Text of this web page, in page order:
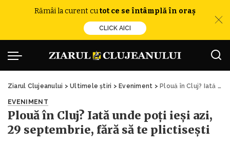
Rămâi la curent cutot ce se întâmplă în oraș
CLICK AICI
Ziarul Clujeanului >Ultimele știri > Eveniment > Plouă în Cluj? Iată unde poți ieși azi, 29 septembrie, fără să te plictisești
EVENIMENT
Plouă în Cluj? Iată unde poți ieși azi,
29 septembrie, fără să te plictisești